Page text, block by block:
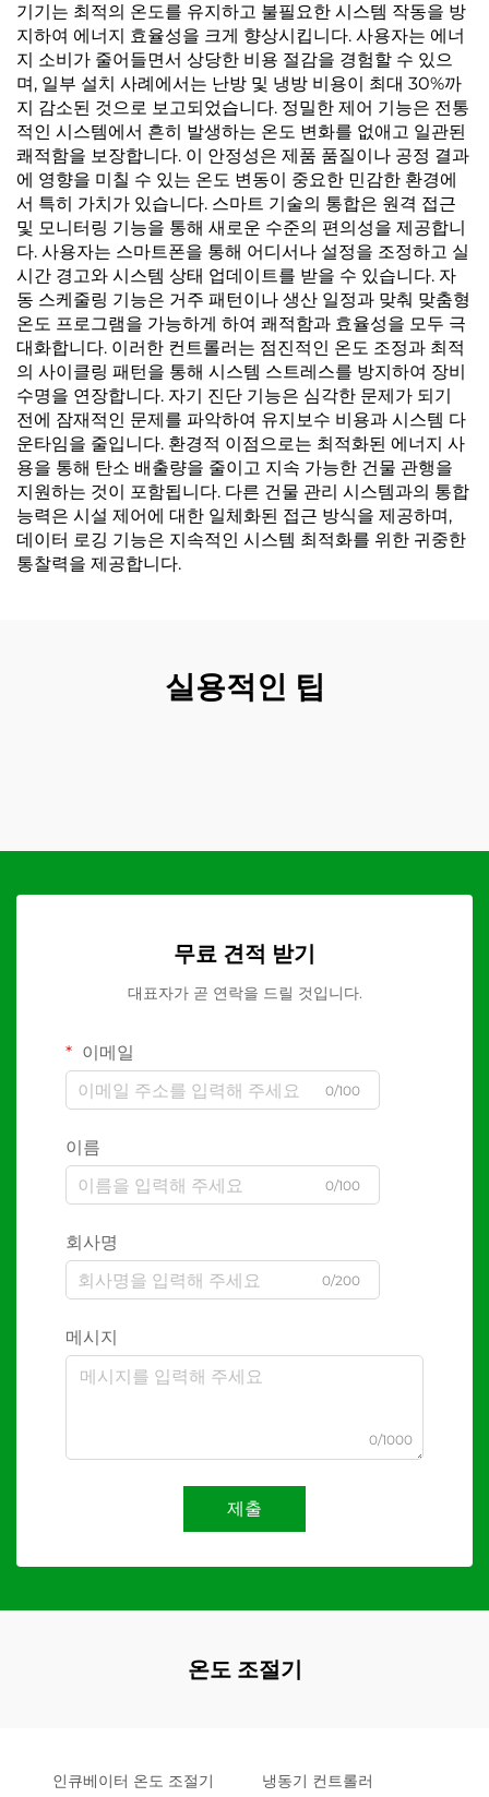
기기는 최적의 온도를 유지하고 불필요한 시스템 작동을 방
지하여 에너지 효율성을 크게 향상시킵니다. 사용자는 에너
지 소비가 줄어들면서 상당한 비용 절감을 경험할 수 있으
며, 일부 설치 사례에서는 난방 및 냉방 비용이 최대 30%까
지 감소된 것으로 보고되었습니다. 정밀한 제어 기능은 전통
적인 시스템에서 흔히 발생하는 온도 변화를 없애고 일관된
쾌적함을 보장합니다. 이 안정성은 제품 품질이나 공정 결과
에 영향을 미칠 수 있는 온도 변동이 중요한 민감한 환경에
서 특히 가치가 있습니다. 스마트 기술의 통합은 원격 접근
및 모니터링 기능을 통해 새로운 수준의 편의성을 제공합니
다. 사용자는 스마트폰을 통해 어디서나 설정을 조정하고 실
시간 경고와 시스템 상태 업데이트를 받을 수 있습니다. 자
동 스케줄링 기능은 거주 패턴이나 생산 일정과 맞춰 맞춤형
온도 프로그램을 가능하게 하여 쾌적함과 효율성을 모두 극
대화합니다. 이러한 컨트롤러는 점진적인 온도 조정과 최적
의 사이클링 패턴을 통해 시스템 스트레스를 방지하여 장비
수명을 연장합니다. 자기 진단 기능은 심각한 문제가 되기
전에 잠재적인 문제를 파악하여 유지보수 비용과 시스템 다
운타임을 줄입니다. 환경적 이점으로는 최적화된 에너지 사
용을 통해 탄소 배출량을 줄이고 지속 가능한 건물 관행을
지원하는 것이 포함됩니다. 다른 건물 관리 시스템과의 통합
능력은 시설 제어에 대한 일체화된 접근 방식을 제공하며,
데이터 로깅 기능은 지속적인 시스템 최적화를 위한 귀중한
통찰력을 제공합니다.
실용적인 팁
무료 견적 받기
대표자가 곧 연락을 드릴 것입니다.
이메일
0/100
이름
0/100
회사명
0/200
메시지
0/1000
제출
온도 조절기
인큐베이터 온도 조절기 냉동기 컨트롤러